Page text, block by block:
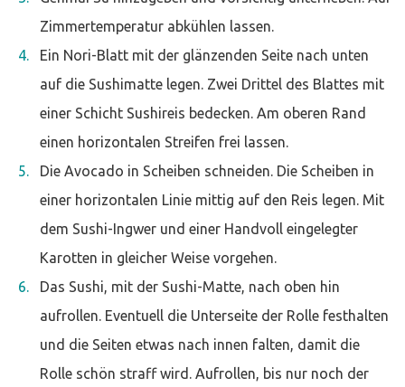
Zimmertemperatur abkühlen lassen.
Ein Nori-Blatt mit der glänzenden Seite nach unten
auf die Sushimatte legen. Zwei Drittel des Blattes mit
einer Schicht Sushireis bedecken. Am oberen Rand
einen horizontalen Streifen frei lassen.
Die Avocado in Scheiben schneiden. Die Scheiben in
einer horizontalen Linie mittig auf den Reis legen. Mit
dem Sushi-Ingwer und einer Handvoll eingelegter
Karotten in gleicher Weise vorgehen.
Das Sushi, mit der Sushi-Matte, nach oben hin
aufrollen. Eventuell die Unterseite der Rolle festhalten
und die Seiten etwas nach innen falten, damit die
Rolle schön straff wird. Aufrollen, bis nur noch der